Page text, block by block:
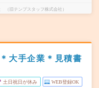
旧テンプスタッフ株式会社）
大手企業＊見積書
土日祝日が休み WEB登録OK